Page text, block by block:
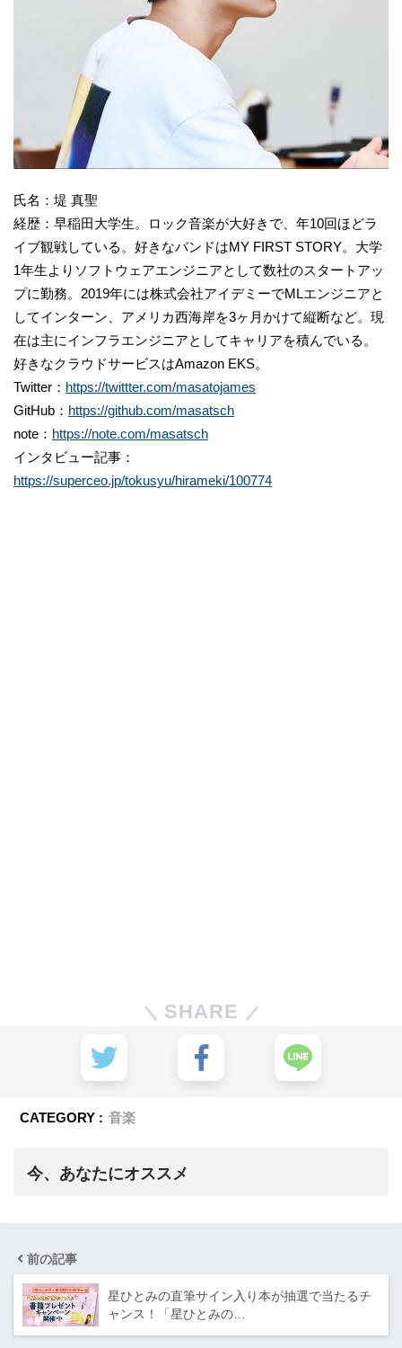
氏名：堤 真聖
経歴：早稲田大学生。ロック音楽が大好きで、年10回ほどラ
イブ観戦している。好きなバンドはMY FIRST STORY。大学
1年生よりソフトウェアエンジニアとして数社のスタートアッ
プに勤務。2019年には株式会社アイデミーでMLエンジニアと
してインターン、アメリカ西海岸を3ヶ月かけて縦断など。現
在は主にインフラエンジニアとしてキャリアを積んでいる。
好きなクラウドサービスはAmazon EKS。
Twitter： https://twittter.com/masatojames
GitHub： https://github.com/masatsch
note： https://note.com/masatsch
インタビュー記事：
https://superceo.jp/tokusyu/hirameki/100774
SHARE
CATEGORY : 音楽
今、あなたにオススメ
前の記事
星ひとみの直筆サイン入り本が抽選で当たるチ
ャンス！「星ひとみの…